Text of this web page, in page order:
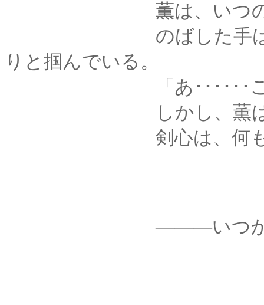
薫は、いつのまに
のばした手は、剣心
りと掴んでいる。
「あ･･････ごめん
しかし、薫は掴ん
剣心は、何も言わ
―――いつかは、彼